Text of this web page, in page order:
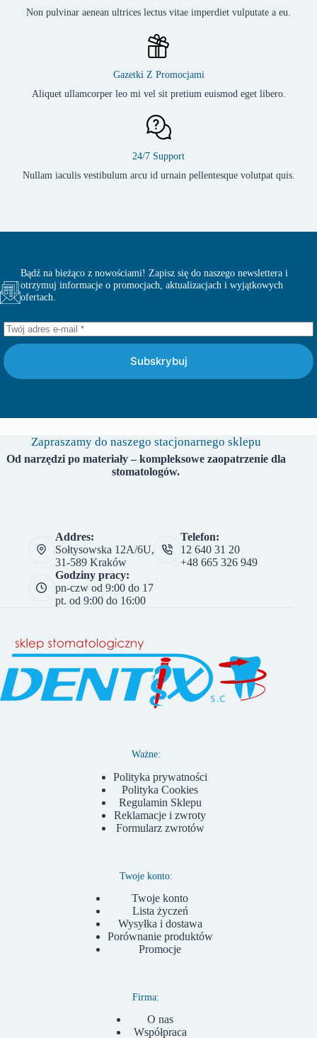
Non pulvinar aenean ultrices lectus vitae imperdiet vulputate a eu.
Gazetki Z Promocjami
Aliquet ullamcorper leo mi vel sit pretium euismod eget libero.
24/7 Support
Nullam iaculis vestibulum arcu id urnain pellentesque volutpat quis.
Bądź na bieżąco z nowościami! Zapisz się do naszego newslettera i
otrzymuj informacje o promocjach, aktualizacjach i wyjątkowych
ofertach.
Subskrybuj
Zapraszamy do naszego stacjonarnego sklepu
Od narzędzi po materiały – kompleksowe zaopatrzenie dla
stomatologów.
Addres:
Sołtysowska 12A/6U,
31-589 Kraków
Telefon:
12 640 31 20
+48 665 326 949
Godziny pracy:
pn-czw od 9:00 do 17
pt. od 9:00 do 16:00
Ważne:
Polityka prywatności
Polityka Cookies
Regulamin Sklepu
Reklamacje i zwroty
Formularz zwrotów
Twoje konto:
Twoje konto
Lista życzeń
Wysyłka i dostawa
Porównanie produktów
Promocje
Firma:
O nas
Współpraca